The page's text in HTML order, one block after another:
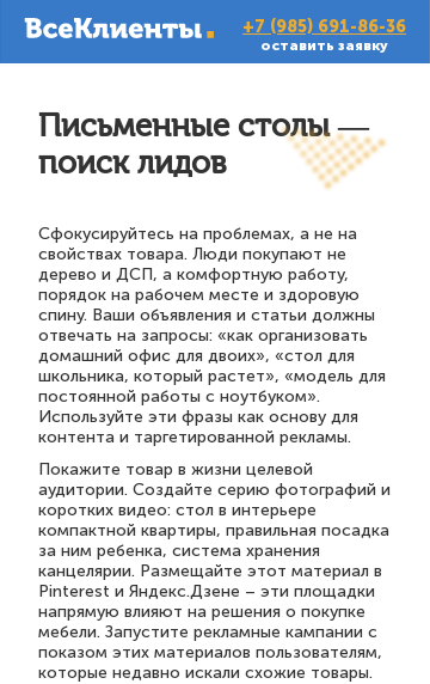
+7 (985) 691-86-36
оставить заявку
Письменные столы —
поиск лидов
Сфокусируйтесь на проблемах, а не на
свойствах товара. Люди покупают не
дерево и ДСП, а комфортную работу,
порядок на рабочем месте и здоровую
спину. Ваши объявления и статьи должны
отвечать на запросы: «как организовать
домашний офис для двоих», «стол для
школьника, который растет», «модель для
постоянной работы с ноутбуком».
Используйте эти фразы как основу для
контента и таргетированной рекламы.
Покажите товар в жизни целевой
аудитории. Создайте серию фотографий и
коротких видео: стол в интерьере
компактной квартиры, правильная посадка
за ним ребенка, система хранения
канцелярии. Размещайте этот материал в
Pinterest и Яндекс.Дзене – эти площадки
напрямую влияют на решения о покупке
мебели. Запустите рекламные кампании с
показом этих материалов пользователям,
которые недавно искали схожие товары.